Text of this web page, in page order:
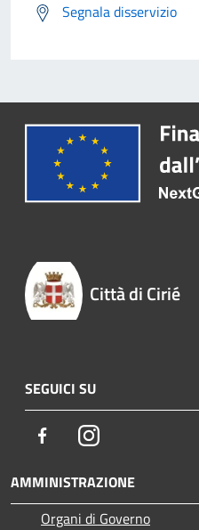
Segnala disservizio
Città di Cirié
SEGUICI SU
FacebookInstagram
AMMINISTRAZIONE
Organi di Governo